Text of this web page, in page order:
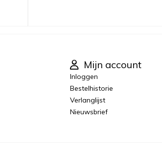
Mijn account
Inloggen
Bestelhistorie
Verlanglijst
Nieuwsbrief